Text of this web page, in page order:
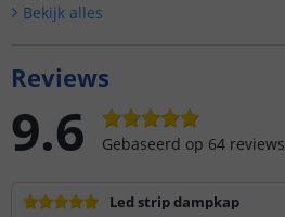
Bekijk alles
Reviews
9.6 Gebaseerd op 64 reviews
Led strip dampkap